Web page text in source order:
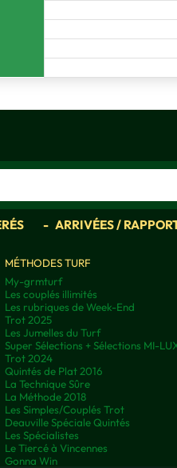
ARRIVÉES /
MÉTHODES TURF
My-grmturf
Les couplés illimités
Les rubriques de Week-End
Trot 2025
Les Jumelles du Turf
Super Sélections + Sélections MI-
Trot 2024
Quintés de Plat 2016
La Technique Sûre
La Méthode 2018
Les Simples/Couplés Trot
Deauville Spéciale Quintés
Les Spécialistes
Le Tiercé à Vincennes
Gonna Win